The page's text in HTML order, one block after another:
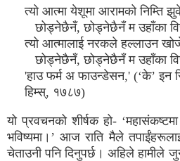
त्यो आत्मा येशूमा आरामको निम्ति
छोड्नेछैनँ, छोड्नेछैनँ म उहाँका
त्यो आत्मालाई नरकले हल्लाउन
छोड्नेछैनँ, छोड्नेछैनँ म उहाँका
'हाउ फर्म अ फाउन्डेसन,' (‘के’ इन
हिम्स्, १७८७)
यो प्रवचनको शीर्षक हो-
भविष्यमा।’ आज राति मैले
चेताउनी पनि दिनुपर्छ। अहिले हामीले